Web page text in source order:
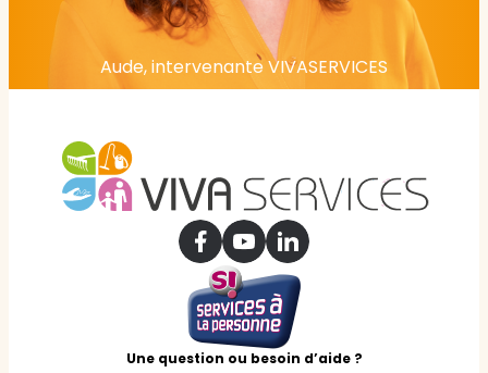
Aude, intervenante VIVASERVICES
Une question ou besoin d’aide ?